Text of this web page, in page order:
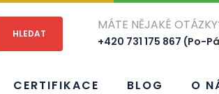
MÁTE NĚJAKÉ
+420 731 175 867 (Po-
CERTIFIKACE BLOG O